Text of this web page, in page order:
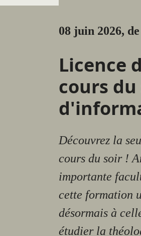
08 juin 2026,
Licence
cours
Découvrez la
cours du soir !
importante
cette formation
désormais à
étudier la